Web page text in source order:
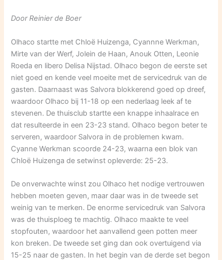
Door Reinier de Boer
Olhaco startte met Chloë Huizenga, Cyannne Werkman,
Mirte van der Werf, Jolein de Haan, Anouk Otten, Leonie
Roeda en libero Delisa Nijstad. Olhaco begon de eerste set
niet goed en kende veel moeite met de servicedruk van de
gasten. Daarnaast was Salvora blokkerend goed op dreef,
waardoor Olhaco bij 11-18 op een nederlaag leek af te
stevenen. De thuisclub startte een knappe inhaalrace en
dat resulteerde in een 23-23 stand. Olhaco begon beter te
serveren, waardoor Salvora in de problemen kwam.
Cyanne Werkman scoorde 24-23, waarna een blok van
Chloë Huizenga de setwinst opleverde: 25-23.
De onverwachte winst zou Olhaco het nodige vertrouwen
hebben moeten geven, maar daar was in de tweede set
weinig van te merken. De enorme servicedruk van Salvora
was de thuisploeg te machtig. Olhaco maakte te veel
stopfouten, waardoor het aanvallend geen potten meer
kon breken. De tweede set ging dan ook overtuigend via
15-25 naar de gasten. In het begin van de derde set begon